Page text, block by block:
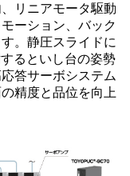
リニアモータ駆動
ーション、バック
。静圧スライドに
るといし台の姿勢
答サーボシステム
精度と品位を向上